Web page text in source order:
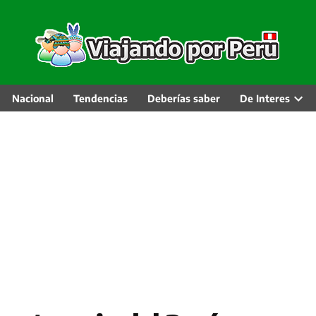
Nacional Tendencias Deberías saber De Interes